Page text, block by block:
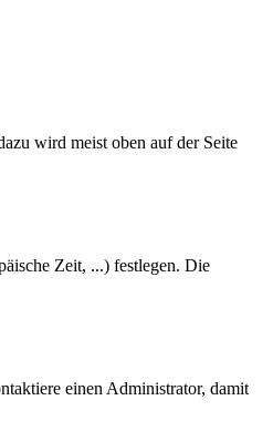
wird meist oben auf der Seite
Zeit, ...) festlegen. Die
einen Administrator, damit